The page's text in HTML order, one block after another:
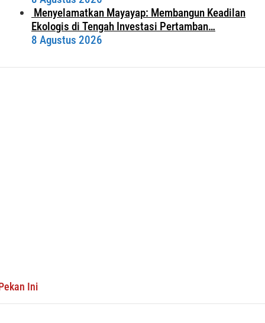
Menyelamatkan Mayayap: Membangun Keadilan
Ekologis di Tengah Investasi Pertamban…
8 Agustus 2026
Ini